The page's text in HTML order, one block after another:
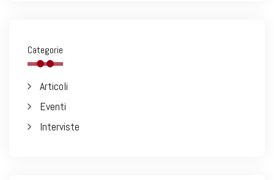
Categorie
Articoli
Eventi
Interviste